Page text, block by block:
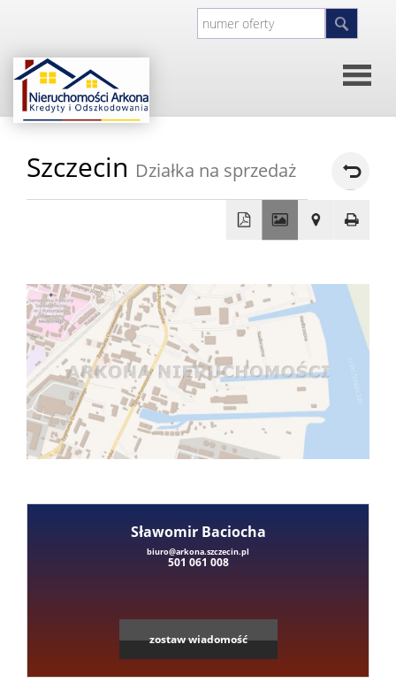
główna
O
Oferty
Szczecin Działka na sprzedaż
−
Sławomir Baciocha
biuro@arkona.szczecin.pl
501 061 008
zostaw wiadomość